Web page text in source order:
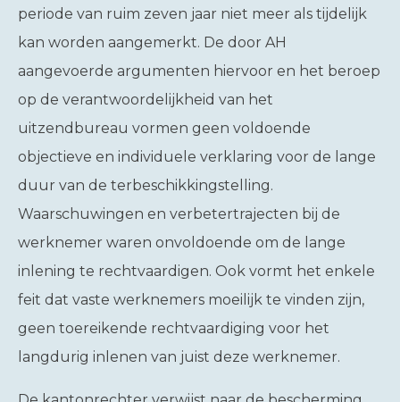
periode van ruim zeven jaar niet meer als tijdelijk
kan worden aangemerkt. De door AH
aangevoerde argumenten hiervoor en het beroep
op de verantwoordelijkheid van het
uitzendbureau vormen geen voldoende
objectieve en individuele verklaring voor de lange
duur van de terbeschikkingstelling.
Waarschuwingen en verbetertrajecten bij de
werknemer waren onvoldoende om de lange
inlening te rechtvaardigen. Ook vormt het enkele
feit dat vaste werknemers moeilijk te vinden zijn,
geen toereikende rechtvaardiging voor het
langdurig inlenen van juist deze werknemer.